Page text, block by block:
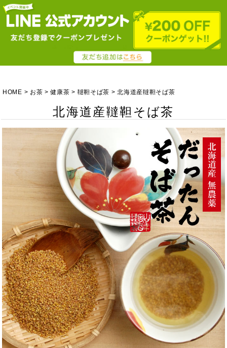
HOME お茶 健康茶 韃靼そば茶 北海道産韃靼そば茶
北海道産韃靼そば茶